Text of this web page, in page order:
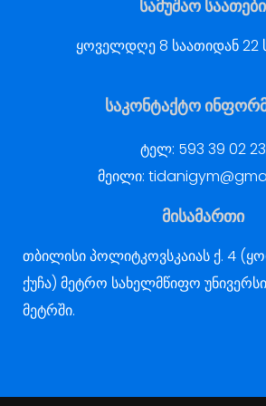
სამუშაო საათები
ყოველდღე 8 საათიდან 22
საკონტაქტო
ტელ: 593 39 02 23
მეილი:
მისამართი
თბილისი პოლიტკოვსკაიას ქ. 4
ქუჩა) მეტრო სახელმწიფო
მეტრში.